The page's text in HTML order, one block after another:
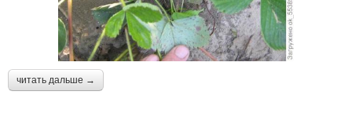
читать дальше →